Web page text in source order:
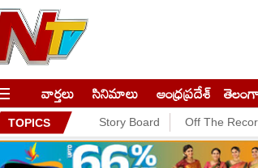
వార్తలు సినిమాలు ఆంధ్రప్రదేశ్
TOPICS Story Board Off The